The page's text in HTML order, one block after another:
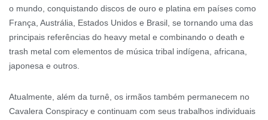
o mundo, conquistando discos de ouro e platina em países como
França, Austrália, Estados Unidos e Brasil, se tornando uma das
principais referências do heavy metal e combinando o death e
trash metal com elementos de música tribal indígena, africana,
japonesa e outros.
Atualmente, além da turnê, os irmãos também permanecem no
Cavalera Conspiracy e continuam com seus trabalhos individuais